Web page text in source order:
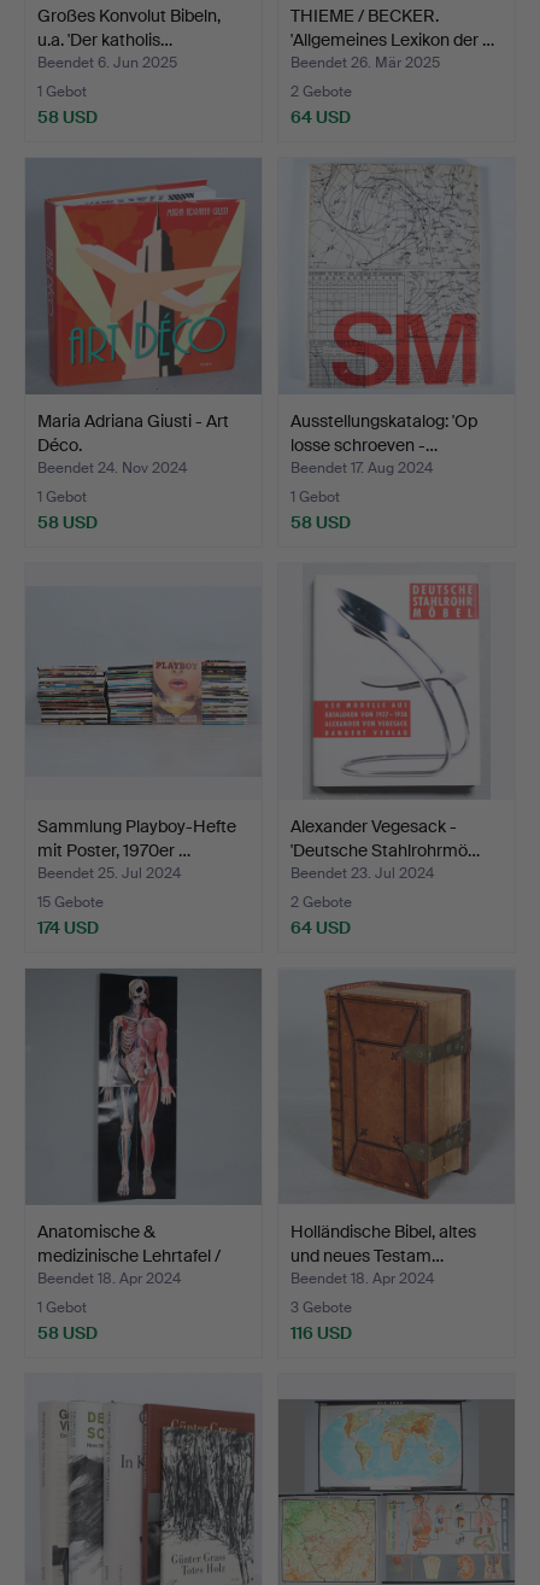
Großes Konvolut Bibeln,
u.a. 'Der katholis…
Beendet 6. Jun 2025
1 Gebot
58 USD
THIEME / BECKER.
'Allgemeines Lexikon der …
Beendet 26. Mär 2025
2 Gebote
64 USD
Maria Adriana Giusti - Art
Déco.
Beendet 24. Nov 2024
1 Gebot
58 USD
Ausstellungskatalog: 'Op
losse schroeven -…
Beendet 17. Aug 2024
1 Gebot
58 USD
Sammlung Playboy-Hefte
mit Poster, 1970er …
Beendet 25. Jul 2024
15 Gebote
174 USD
Alexander Vegesack -
'Deutsche Stahlrohrmö…
Beendet 23. Jul 2024
2 Gebote
64 USD
Anatomische &
medizinische Lehrtafel /
Rel…
Beendet 18. Apr 2024
1 Gebot
58 USD
Holländische Bibel, altes
und neues Testam…
Beendet 18. Apr 2024
3 Gebote
116 USD